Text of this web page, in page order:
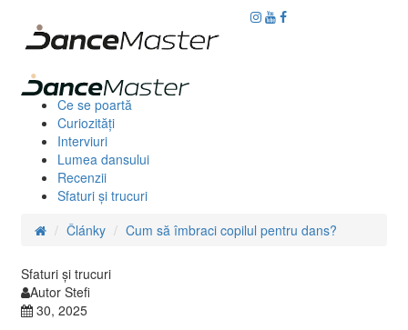
Ce se poartă
Curiozităţi
Interviuri
Lumea dansului
Recenzii
Sfaturi şi trucuri
Články
Cum să îmbraci copilul pentru dans?
Sfaturi şi trucuri
Autor Stefi
30, 2025